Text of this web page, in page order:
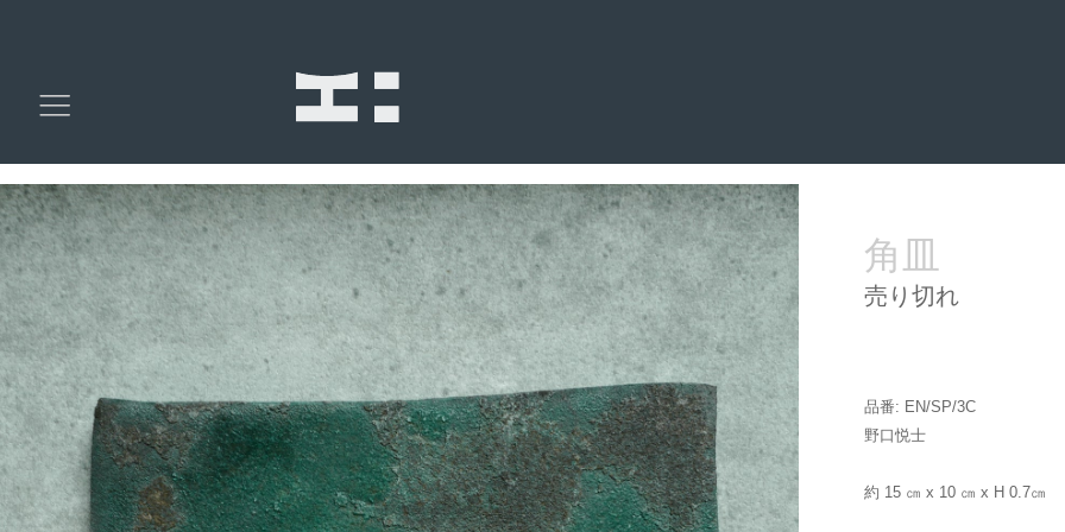
角皿
売り切れ
品番: EN/SP/3C
野口悦士
約 15 ㎝ x 10 ㎝ x H 0.7㎝